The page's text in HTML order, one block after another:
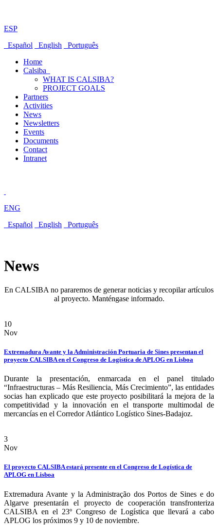
ESP
Español
English
Português
Home
Calsiba
WHAT IS CALSIBA?
PROJECT GOALS
Partners
Activities
News
Newsletters
Events
Documents
Contact
Intranet
ENG
Español
English Português
News
En CALSIBA no pararemos de generar noticias y recopilar artículos
al proyecto. Manténgase informado.
10
Nov
Extremadura Avante y la Administración Portuaria de Sines presentan el
proyecto CALSIBA en el Congreso de Logística de APLOG en Lisboa
Durante la presentación, enmarcada en el panel titulado
“Infraestructuras – Más Resiliencia, Más Crecimiento”, las entidades
socias han explicado que este proyecto posibilitará la mejora de la
competitividad y la innovación en el transporte multimodal de
mercancías en el Corredor Atlántico Logístico Sines-Badajoz.
3
Nov
El proyecto CALSIBA estará presente en el Congreso de Logística de
APLOG en Lisboa
Extremadura Avante y la Administração dos Portos de Sines e do
Algarve presentarán el proyecto de cooperación transfronteriza
CALSIBA en el 23º Congreso de Logística que llevará a cabo
APLOG los próximos 9 y 10 de noviembre.